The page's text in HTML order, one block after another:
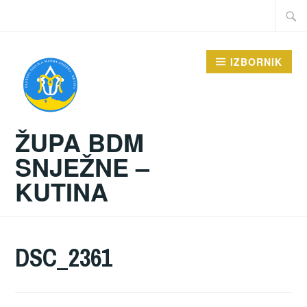
Traži:
ŽUPA BDM
SNJEŽNE –
KUTINA
IZBORNIK
DSC_2361